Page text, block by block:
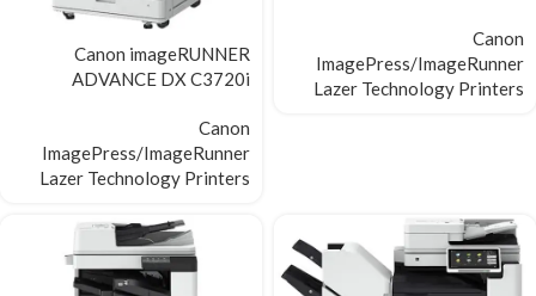
Canon
ImagePress/ImageRunner
Lazer Technology Printers
Canon imageRUNNER
ADVANCE DX C3720i
Canon
ImagePress/ImageRunner
Lazer Technology Printers